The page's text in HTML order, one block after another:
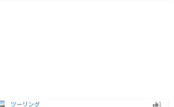
ツーリング 1